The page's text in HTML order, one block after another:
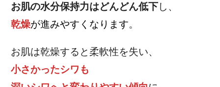
お肌の水分保持力はどんどん低下し、
乾燥が進みやすくなります。
お肌は乾燥すると柔軟性を失い、
小さかったシワも